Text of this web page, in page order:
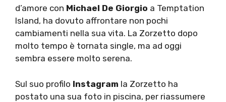
d’amore con Michael De Giorgio a Temptation
Island, ha dovuto affrontare non pochi
cambiamenti nella sua vita. La Zorzetto dopo
molto tempo è tornata single, ma ad oggi
sembra essere molto serena.
Sul suo profilo Instagram la Zorzetto ha
postato una sua foto in piscina, per riassumere